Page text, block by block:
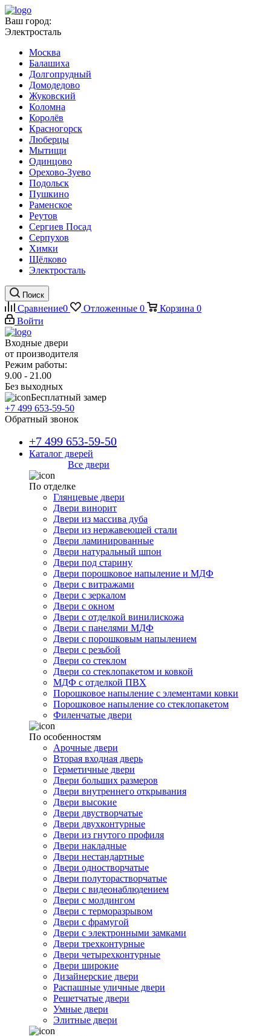
Ваш город:
Электросталь
Москва
Балашиха
Долгопрудный
Домодедово
Жуковский
Коломна
Королёв
Красногорск
Люберцы
Мытищи
Одинцово
Орехово-Зуево
Подольск
Пушкино
Раменское
Реутов
Сергиев Посад
Серпухов
Химки
Щёлково
Электросталь
Поиск
Сравнение0 Отложенные 0 Корзина 0
Войти
Входные двери
от производителя
Режим работы:
9.00 - 21.00
Без выходных
Бесплатный замер
+7 499 653-59-50
Обратный звонок
+7 499 653-59-50
Каталог дверей
Все двери
По отделке
Глянцевые двери
Двери винорит
Двери из массива дуба
Двери из нержавеющей стали
Двери ламинированные
Двери натуральный шпон
Двери под старину
Двери порошковое напыление и МДФ
Двери с витражами
Двери с зеркалом
Двери с окном
Двери с отделкой винилискожа
Двери с панелями МДФ
Двери с порошковым напылением
Двери с резьбой
Двери со стеклом
Двери со стеклопакетом и ковкой
МДФ с отделкой ПВХ
Порошковое напыление с элементами ковки
Порошковое напыление со стеклопакетом
Филенчатые двери
По особенностям
Арочные двери
Вторая входная дверь
Герметичные двери
Двери больших размеров
Двери внутреннего открывания
Двери высокие
Двери двустворчатые
Двери двухконтурные
Двери из гнутого профиля
Двери накладные
Двери нестандартные
Двери одностворчатые
Двери полуторастворчатые
Двери с видеонаблюдением
Двери с молдингом
Двери с терморазрывом
Двери с фрамугой
Двери с электронными замками
Двери трехконтурные
Двери четырехконтурные
Двери широкие
Дизайнерские двери
Распашные уличные двери
Решетчатые двери
Умные двери
Элитные двери